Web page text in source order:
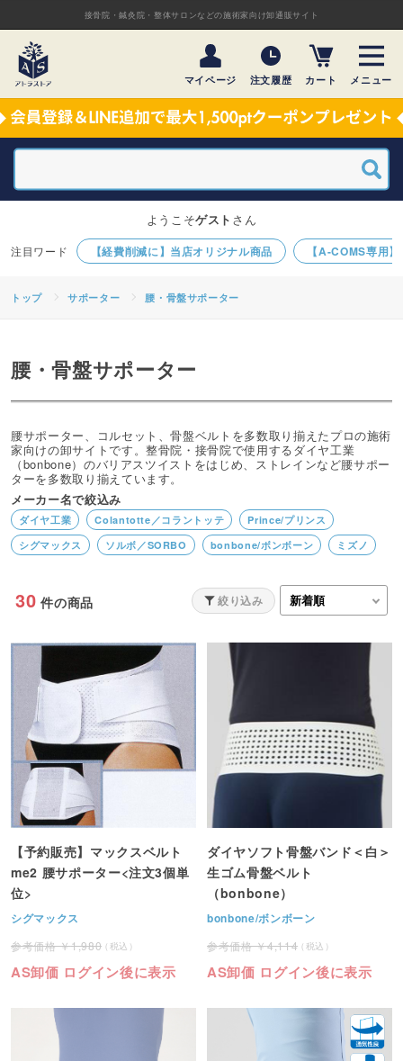
接骨院・鍼灸院・整体サロンなどの施術家向け卸通販サイト
マイページ 注文履歴 カート メニュー
【経費削減に】当店オリジナル商品 【A-COMS専用
ようこそゲスト さん
トップ サポーター 腰・骨盤サポーター
腰・骨盤サポーター
腰サポーター、コルセット、骨盤ベルトを多数取り揃えたプロの施術
家向けの卸サイトです。整骨院・接骨院で使用するダイヤ工業
（bonbone）のバリアスツイストをはじめ、ストレインなど腰サポー
ターを多数取り揃えています。
メーカー名で絞込み
ダイヤ工業 Colantotte／コラントッテ
Prince/プリンス
シグマックス
ソルボ／SORBO bonbone/ボンボーン ミズノ
30 件の商品 絞り込み
【予約販売】マックスベルト
me2 腰サポーター<注文3個単
位>
シグマックス
1,980
AS卸価 ログイン後に表示
ダイヤソフト骨盤バンド＜白＞
生ゴム骨盤ベルト
（bonbone）
bonbone/ボンボーン
4,114
AS卸価 ログイン後に表示